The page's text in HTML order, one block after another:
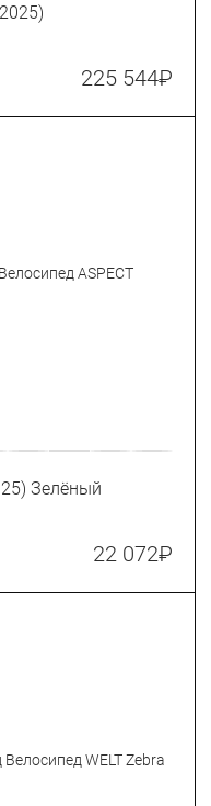
225 544₽
Зелёный
22 072₽